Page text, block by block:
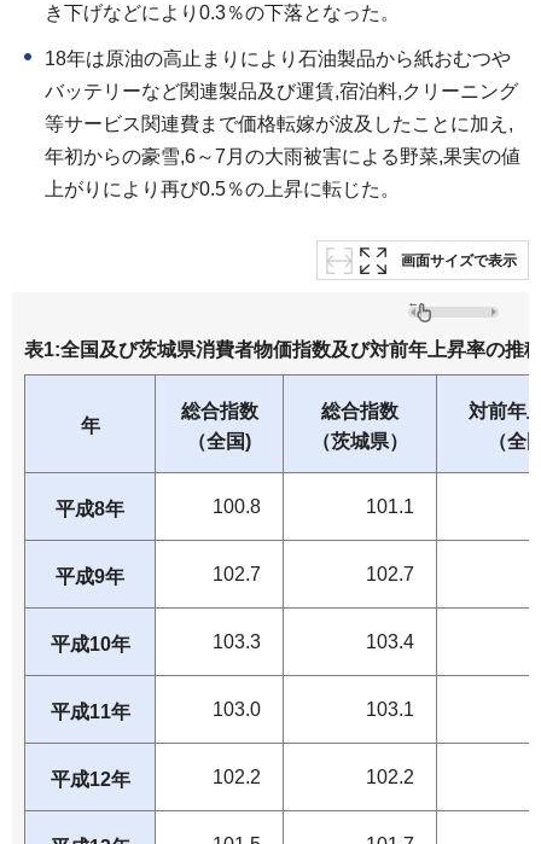
き下げなどにより0.3％の下落となった。
18年は原油の高止まりにより石油製品から紙おむつや
バッテリーなど関連製品及び運賃,宿泊料,クリーニング
等サービス関連費まで価格転嫁が波及したことに加え,
年初からの豪雪,6～7月の大雨被害による野菜,果実の値
上がりにより再び0.5％の上昇に転じた。
画面サイズで表示
表1:全国及び茨城県消費者物価指数及び対前年上昇率の推
年
総合指数
（全国)
総合指数
（茨城県）
対前年
（全
平成8年 100.8 101.1
平成9年 102.7 102.7
平成10年 103.3 103.4
平成11年 103.0 103.1
平成12年 102.2 102.2